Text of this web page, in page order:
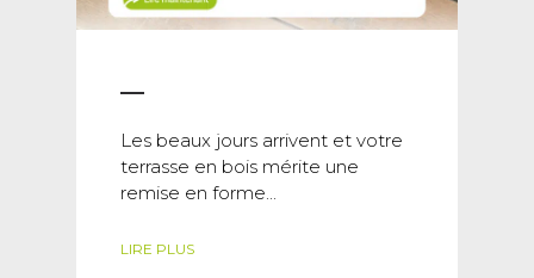
Les beaux jours arrivent et votre
terrasse en bois mérite une
remise en forme...
LIRE PLUS